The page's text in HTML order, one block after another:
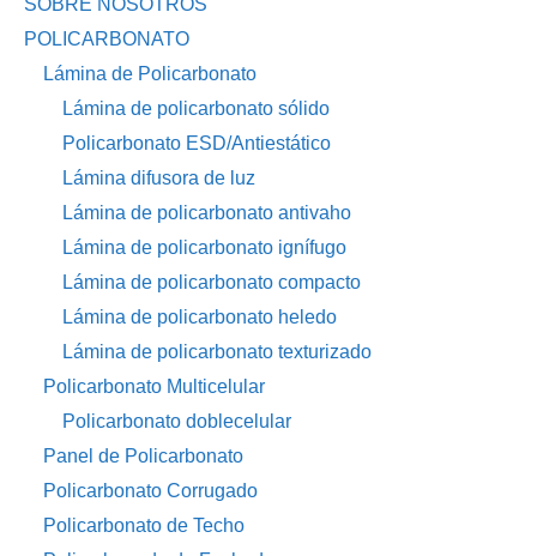
SOBRE NOSOTROS
POLICARBONATO
Lámina de Policarbonato
Lámina de policarbonato sólido
Policarbonato ESD/Antiestático
Lámina difusora de luz
Lámina de policarbonato antivaho
Lámina de policarbonato ignífugo
Lámina de policarbonato compacto
Lámina de policarbonato heledo
Lámina de policarbonato texturizado
Policarbonato Multicelular
Policarbonato doblecelular
Panel de Policarbonato
Policarbonato Corrugado
Policarbonato de Techo